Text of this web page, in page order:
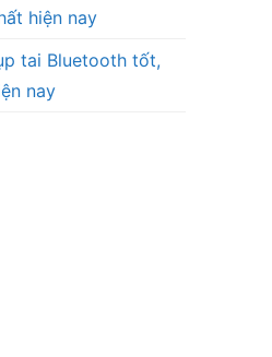
hiện nay
tai Bluetooth tốt,
nay